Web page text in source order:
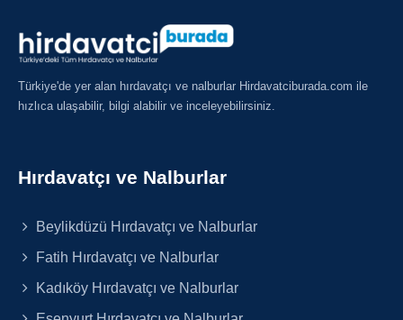
Türkiye'de yer alan hırdavatçı ve nalburlar Hirdavatciburada.com ile
hızlıca ulaşabilir, bilgi alabilir ve inceleyebilirsiniz.
Hırdavatçı ve Nalburlar
Beylikdüzü Hırdavatçı ve Nalburlar
Fatih Hırdavatçı ve Nalburlar
Kadıköy Hırdavatçı ve Nalburlar